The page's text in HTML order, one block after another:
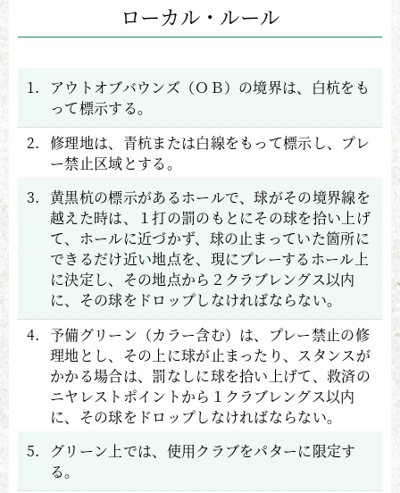
ローカル・ルール
1.
アウトオブバウンズ（ＯＢ）の境界は、白杭をも
って標示する。
2. 修理地は、青杭または白線をもって標示し、プレ
ー禁止区域とする。
3.
黄黒杭の標示があるホールで、球がその境界線を
越えた時は、１打の罰のもとにその球を拾い上げ
て、ホールに近づかず、球の止まっていた箇所に
できるだけ近い地点を、現にプレーするホール上
に決定し、その地点から２クラブレングス以内
に、その球をドロップしなければならない。
4. 予備グリーン（カラー含む）は、プレー禁止の修
理地とし、その上に球が止まったり、スタンスが
かかる場合は、罰なしに球を拾い上げて、救済の
ニヤレストポイントから１クラブレングス以内
に、その球をドロップしなければならない。
5.
グリーン上では、使用クラブをパターに限定す
る。